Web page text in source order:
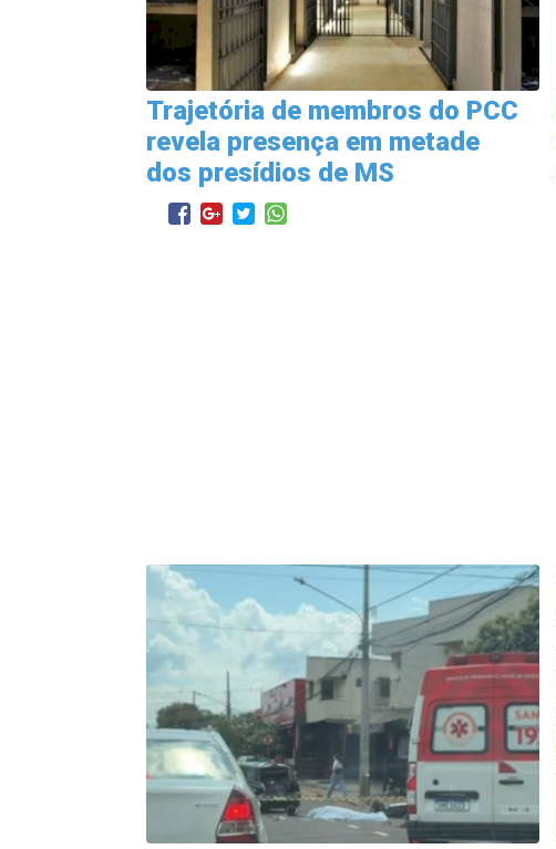
Trajetória de membros do PCC
revela presença em metade
dos presídios de MS